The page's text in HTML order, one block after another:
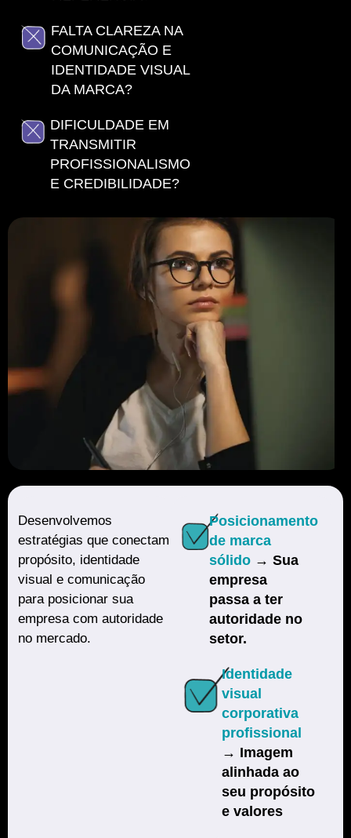
FALTA CLAREZA NA
COMUNICAÇÃO E
IDENTIDADE VISUAL
DA MARCA?
DIFICULDADE EM
TRANSMITIR
PROFISSIONALISMO
E CREDIBILIDADE?
Desenvolvemos
estratégias que conectam
propósito, identidade
visual e comunicação
para posicionar sua
empresa com autoridade
no mercado.
Posicionamento
de marca
sólido → Sua
empresa
passa a ter
autoridade no
setor.
Identidade
visual
corporativa
profissional
→ Imagem
alinhada ao
seu propósito
e valores